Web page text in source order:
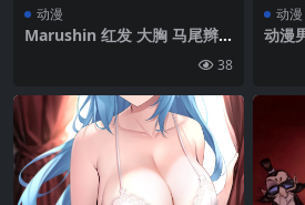
动漫
Marushin 红发 大胸 马尾辫
女孩 Tengen Toppa Gurren
枪 武器 狙击步枪 大腿高 短裤
肘部手套 手套 无指手套 Littn
er Yoko 不匹配的手套 脸红|
1127×2025
38
动漫
动漫
（